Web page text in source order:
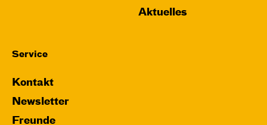
Aktuelles
Service
Kontakt
Newsletter
Freunde